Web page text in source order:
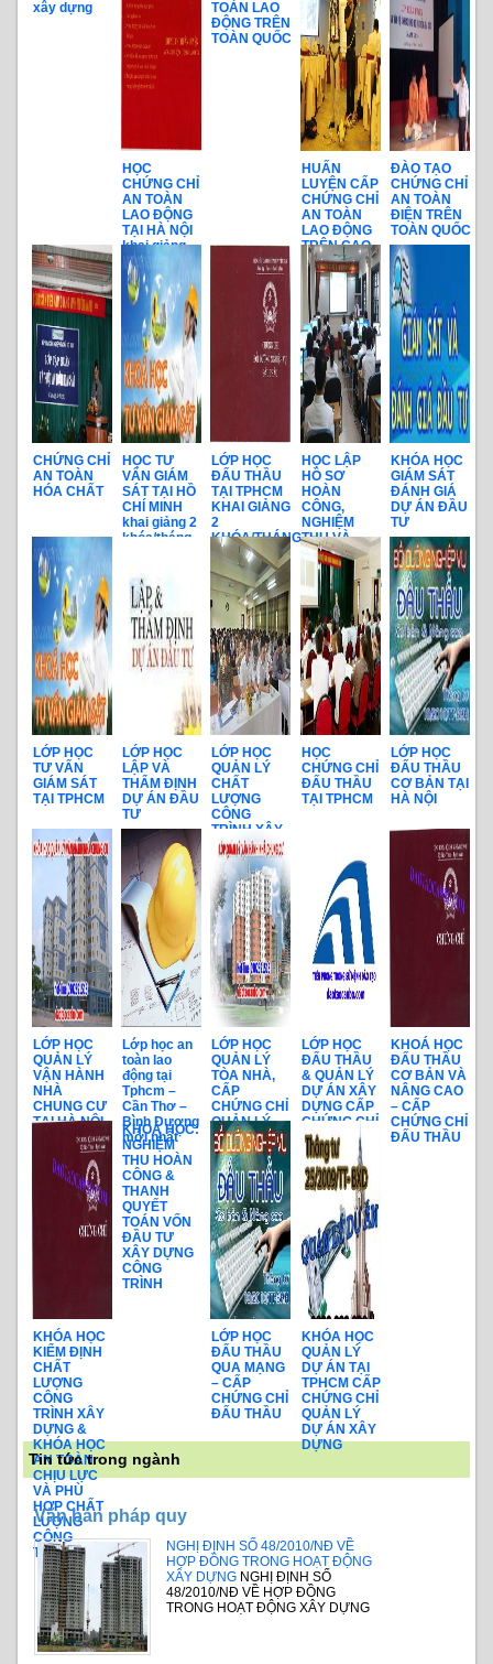
xây dựng
HỌC
CHỨNG CHỈ
AN TOÀN
LAO ĐỘNG
TẠI HÀ NỘI
khai giảng
hàng tháng
TOÀN LAO
ĐỘNG TRÊN
TOÀN QUỐC
HUẤN
LUYỆN CẤP
CHỨNG CHỈ
AN TOÀN
LAO ĐỘNG
TRÊN CAO
ĐÀO TẠO
CHỨNG CHỈ
AN TOÀN
ĐIỆN TRÊN
TOÀN QUỐC
CHỨNG CHỈ
AN TOÀN
HÓA CHẤT
HỌC TƯ
VẤN GIÁM
SÁT TẠI HỒ
CHÍ MINH
khai giảng 2
khóa/tháng
LỚP HỌC
ĐẤU THẦU
TẠI TPHCM
KHAI GIẢNG
2
KHÓA/THÁNG
HỌC LẬP
HỒ SƠ
HOÀN
CÔNG,
NGHIỆM
THU VÀ
THANH
QUYẾT
TOÁN CÔNG
TRÌNH
KHÓA HỌC
GIÁM SÁT
ĐÁNH GIÁ
DỰ ÁN ĐẦU
TƯ
LỚP HỌC
TƯ VẤN
GIÁM SÁT
TẠI TPHCM
LỚP HỌC
LẬP VÀ
THẨM ĐỊNH
DỰ ÁN ĐẦU
TƯ
LỚP HỌC
QUẢN LÝ
CHẤT
LƯỢNG
CÔNG
TRÌNH XÂY
DỰNG
HỌC
CHỨNG CHỈ
ĐẤU THẦU
TẠI TPHCM
LỚP HỌC
ĐẤU THẦU
CƠ BẢN TẠI
HÀ NỘI
LỚP HỌC
QUẢN LÝ
VẬN HÀNH
NHÀ
CHUNG CƯ
TẠI HÀ NỘI
KHAI GIẢNG
THÁNG
Lớp học an
toàn lao
động tại
Tphcm –
Cần Thơ –
Bình Dương
mới nhất
LỚP HỌC
QUẢN LÝ
TÒA NHÀ,
CẤP
CHỨNG CHỈ
QUẢN LÝ
TÒA NHÀ
LỚP HỌC
ĐẤU THẦU
& QUẢN LÝ
DỰ ÁN XÂY
DỰNG CẤP
CHỨNG CHỈ
ĐẤU THẦU
VÀ QUẢN
LÝ DỰ ÁN
KHOÁ HỌC
ĐẤU THẦU
CƠ BẢN VÀ
NÂNG CAO
– CẤP
CHỨNG CHỈ
ĐẤU THẦU
KHÓA HỌC
KIỂM ĐỊNH
CHẤT
LƯỢNG
CÔNG
TRÌNH XÂY
DỰNG &
KHÓA HỌC
AN TOÀN
CHỊU LỰC
VÀ PHÙ
HỢP CHẤT
LƯỢNG
CÔNG
TRÌNH
KHOÁ HỌC:
NGHIỆM
THU HOÀN
CÔNG &
THANH
QUYẾT
TOÁN VỐN
ĐẦU TƯ
XÂY DỰNG
CÔNG
TRÌNH
LỚP HỌC
ĐẤU THẦU
QUA MẠNG
– CẤP
CHỨNG CHỈ
ĐẤU THẦU
KHÓA HỌC
QUẢN LÝ
DỰ ÁN TẠI
TPHCM CẤP
CHỨNG CHỈ
QUẢN LÝ
DỰ ÁN XÂY
DỰNG
Tin tức trong ngành
Văn bản pháp quy
NGHỊ ĐỊNH SỐ 48/2010/NĐ VỀ
HỢP ĐỒNG TRONG HOẠT ĐỘNG
XÂY DỰNG NGHỊ ĐỊNH SỐ
48/2010/NĐ VỀ HỢP ĐỒNG
TRONG HOẠT ĐỘNG XÂY DỰNG